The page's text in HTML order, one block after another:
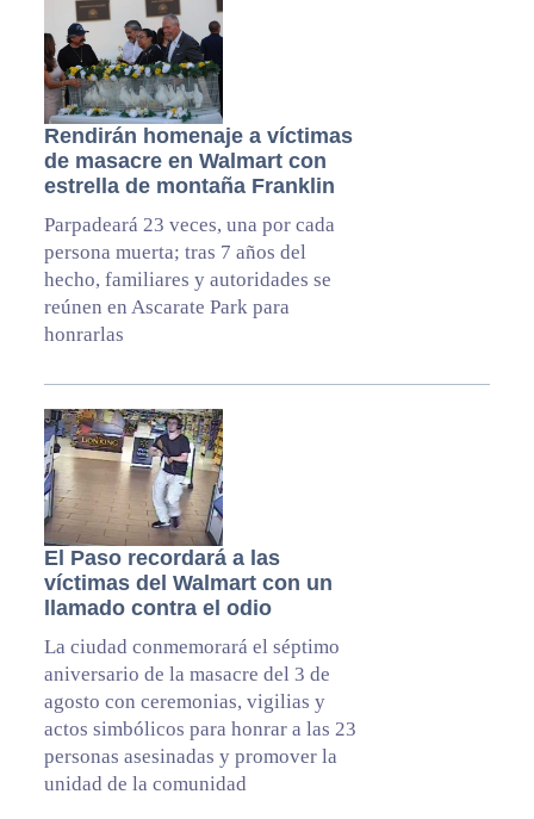
Rendirán homenaje a víctimas
de masacre en Walmart con
estrella de montaña Franklin
Parpadeará 23 veces, una por cada
persona muerta; tras 7 años del
hecho, familiares y autoridades se
reúnen en Ascarate Park para
honrarlas
El Paso recordará a las
víctimas del Walmart con un
llamado contra el odio
La ciudad conmemorará el séptimo
aniversario de la masacre del 3 de
agosto con ceremonias, vigilias y
actos simbólicos para honrar a las 23
personas asesinadas y promover la
unidad de la comunidad